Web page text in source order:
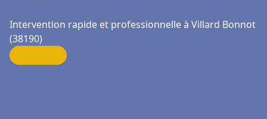
Intervention rapide et professionnelle à Villard Bonnot
(38190)